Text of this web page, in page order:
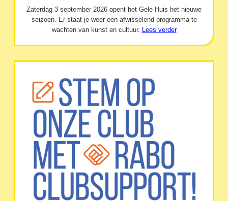
Zaterdag 3 september 2026 opent het Gele Huis het nieuwe
seizoen. Er staat je weer een afwisselend programma te
wachten van kunst en cultuur. Lees verder